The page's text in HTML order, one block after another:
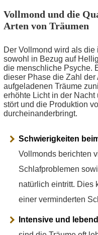
Vollmond und die
Arten von Träumen
Der Vollmond wird als
sowohl in Bezug auf
die menschliche Psyche.
dieser Phase die Zahl der
aufgeladenen Träume
erhöhte Licht in der
stört und die Produktion
durcheinanderbringt.
Schwierigkeiten
Vollmonds berichten
Schlafproblemen
natürlich eintritt. Dies
einer verminderten
Intensive und